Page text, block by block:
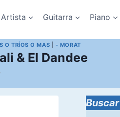
Artista Guitarra Piano
O TRÍOS O MAS - MORAT
& El Dandee